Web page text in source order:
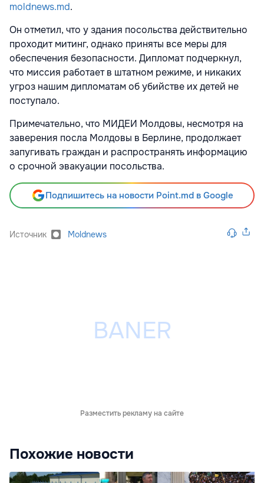
moldnews.md.
Он отметил, что у здания посольства действительно
проходит митинг, однако приняты все меры для
обеспечения безопасности. Дипломат подчеркнул,
что миссия работает в штатном режиме, и никаких
угроз нашим дипломатам об убийстве их детей не
поступало.
Примечательно, что МИДЕИ Молдовы, несмотря на
заверения посла Молдовы в Берлине, продолжает
запугивать граждан и распространять информацию
о срочной эвакуации посольства.
Подпишитесь на новости Point.md в Google
Источник Moldnews
Разместить рекламу на сайте
Похожие новости